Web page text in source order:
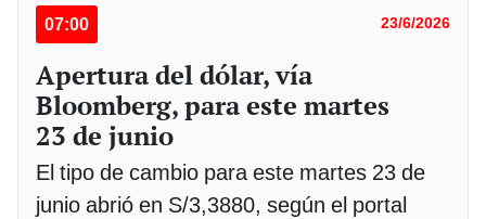
07:00 23/6/2026
Apertura del dólar, vía
Bloomberg, para este martes
23 de junio
El tipo de cambio para este martes 23 de
junio abrió en S/3,3880, según el portal